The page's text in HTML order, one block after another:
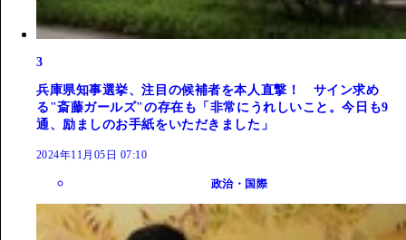
3
兵庫県知事選挙、注目の候補者を本人直撃！ サイン求め
る"斎藤ガールズ"の存在も「非常にうれしいこと。今日も9
通、励ましのお手紙をいただきました」
2024年11月05日 07:10
政治・国際